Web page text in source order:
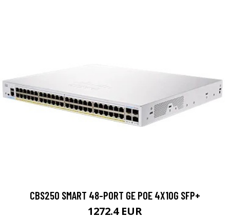
CBS250 SMART 48-PORT GE POE 4X10G SFP+
1272.4 EUR